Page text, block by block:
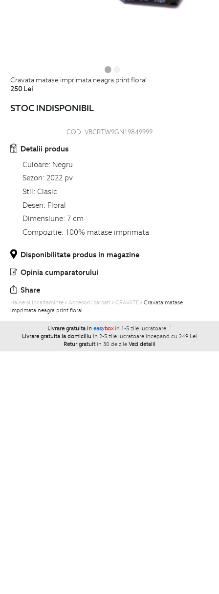
cravata matase imprimata neagra print floral
250 Lei
STOC INDISPONIBIL
COD: VBCRTW9GN19849999
Detalii produs
Culoare: Negru
Sezon: 2022 pv
Stil: Clasic
Desen: Floral
Dimensiune: 7 cm
Compozitie: 100% matase imprimata
Disponibilitate produs in magazine
Opinia cumparatorului
Share
Haine si Incaltaminte Accesorii barbati CRAVATE
Cravata matase
imprimata neagra print floral
Livrare gratuita in easybox in 1-5 zile lucratoare. `
Livrare gratuita la domiciliu in 2-5 zile lucratoare incepand cu 249 Lei
Retur gratuit in 30 de zile Vezi detalii